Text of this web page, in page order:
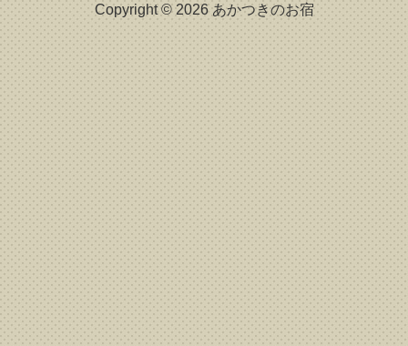
Copyright © 2026 あかつきのお宿